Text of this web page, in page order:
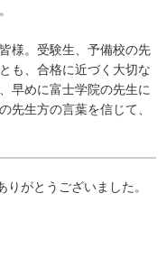
様。受験生、予備校の先
も、合格に近づく大切な
早めに富士学院の先生に
先生方の言葉を信じて、
がとうございました。